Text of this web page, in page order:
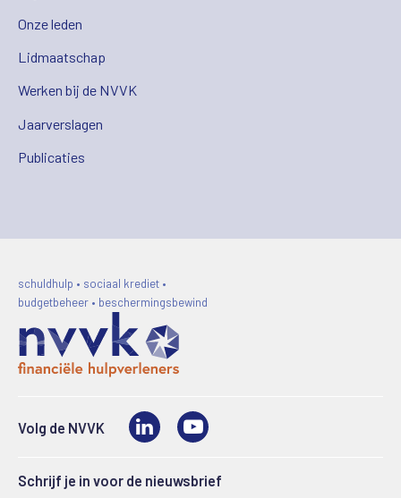
Onze leden
Lidmaatschap
Werken bij de NVVK
Jaarverslagen
Publicaties
schuldhulp • sociaal krediet •
budgetbeheer • beschermingsbewind
Volg de NVVK LinkedIn
Schrijf je in voor de nieuwsbrief